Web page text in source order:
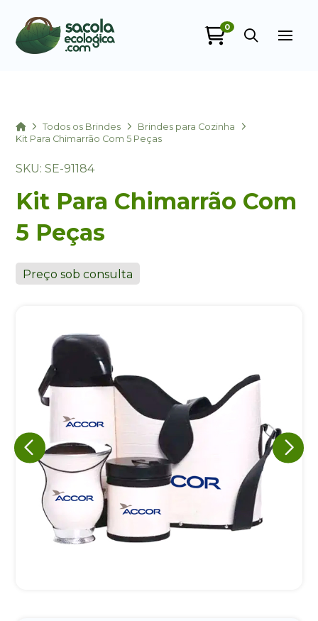
0
HomeTodos os Brindes
Brindes para Cozinha
Kit Para Chimarrão Com 5 Peças
SKU: SE-91184
Kit Para Chimarrão Com
5 Peças
Preço sob consulta
Eu concordo em receber comunicações.
A nossa empresa está comprometida a proteger e respeitar
sua privacidade, utilizaremos seus dados apenas para fins
de marketing. Você pode alterar suas preferências a
qualquer momento.
Iniciar conversa